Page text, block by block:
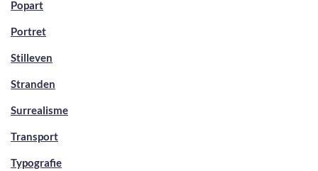
Popart
Portret
Stilleven
Stranden
Surrealisme
Transport
Typografie